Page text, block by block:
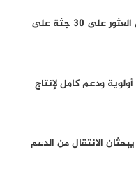
شهود يكشفون تفاصيل العثور على 30 جثة على
ودعم كامل لإنتاج
الانتقال من الدعم